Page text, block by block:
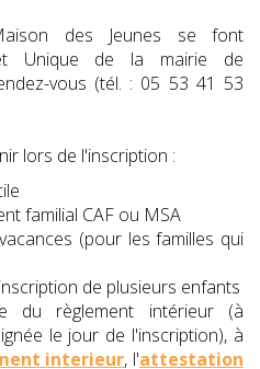
des Jeunes se font
Unique de la mairie de
vous (tél. : 05 53 41 53
lors de l'inscription :
familial CAF ou MSA
(pour les familles qui
de plusieurs enfants
du règlement intérieur (à
le jour de l'inscription), à
interieur, l'attestation